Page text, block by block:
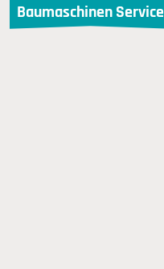
Baumaschinen Service